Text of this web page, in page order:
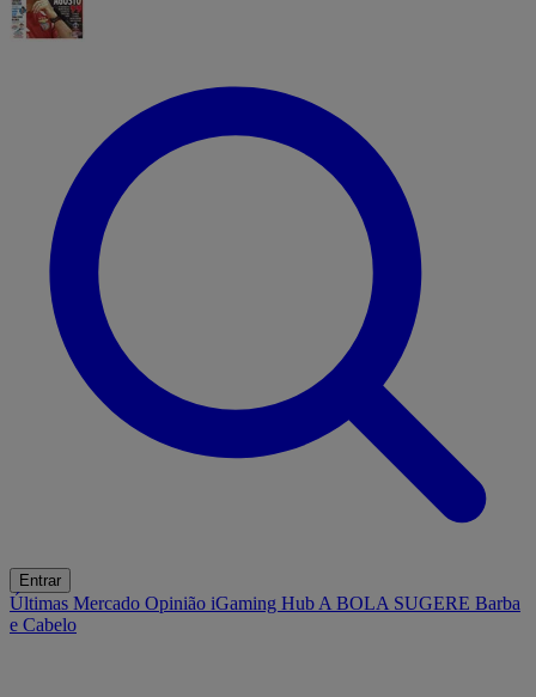
Entrar
Últimas Mercado Opinião iGaming Hub A BOLA SUGERE Barba
e Cabelo